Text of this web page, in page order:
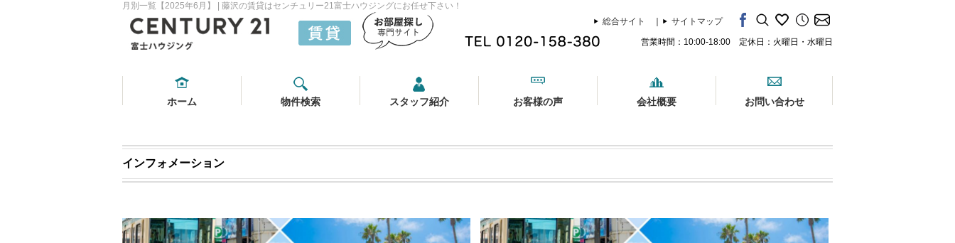
月別一覧【2025年6月】 | 藤沢の賃貸はセンチュリー21富士ハウジングにお任せ下さい！
総合サイト
サイトマップ
営業時間：10:00-18:00 定休日：火曜日・水曜日
ホーム 物件検索 スタッフ紹介 お客様の声 会社概要 お問い合わせ
インフォメーション